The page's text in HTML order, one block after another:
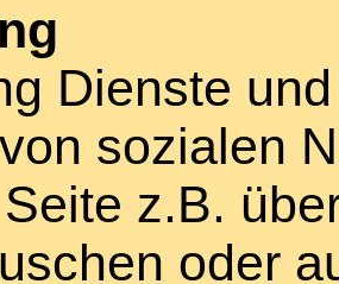
Dienste
sozialen
z.B.
oder